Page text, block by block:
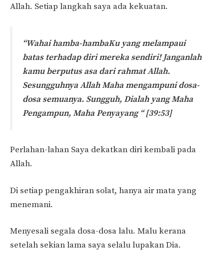
Allah. Setiap langkah saya ada kekuatan.
“Wahai hamba-hambaKu yang melampaui
batas terhadap diri mereka sendiri! Janganlah
kamu berputus asa dari rahmat Allah.
Sesungguhnya Allah Maha mengampuni dosa-
dosa semuanya. Sungguh, Dialah yang Maha
Pengampun, Maha Penyayang “ [39:53]
Perlahan-lahan Saya dekatkan diri kembali pada
Allah.
Di setiap pengakhiran solat, hanya air mata yang
menemani.
Menyesali segala dosa-dosa lalu. Malu kerana
setelah sekian lama saya selalu lupakan Dia.